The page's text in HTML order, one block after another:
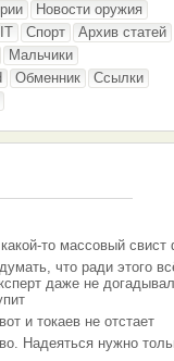
Новости оружия
IT Спорт
Архив статей
Мальчики
Обменник
Ссылки
то массовый свист
что ради этого
даже не
и токаев не отстает
Надеяться нужно